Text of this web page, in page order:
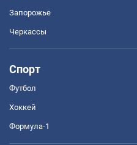
Запорожье
Черкассы
Спорт
Футбол
Хоккей
Формула-1